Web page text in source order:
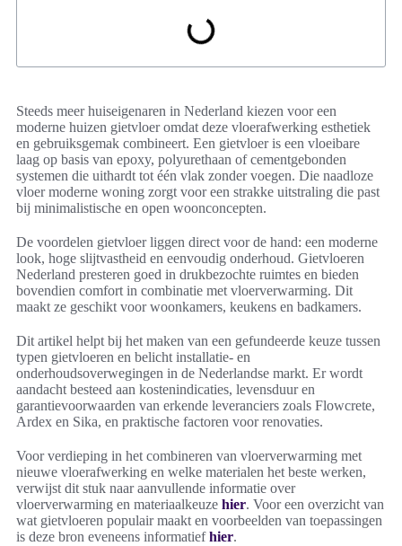
Steeds meer huiseigenaren in Nederland kiezen voor een
moderne huizen gietvloer omdat deze vloerafwerking esthetiek
en gebruiksgemak combineert. Een gietvloer is een vloeibare
laag op basis van epoxy, polyurethaan of cementgebonden
systemen die uithardt tot één vlak zonder voegen. Die naadloze
vloer moderne woning zorgt voor een strakke uitstraling die past
bij minimalistische en open woonconcepten.
De voordelen gietvloer liggen direct voor de hand: een moderne
look, hoge slijtvastheid en eenvoudig onderhoud. Gietvloeren
Nederland presteren goed in drukbezochte ruimtes en bieden
bovendien comfort in combinatie met vloerverwarming. Dit
maakt ze geschikt voor woonkamers, keukens en badkamers.
Dit artikel helpt bij het maken van een gefundeerde keuze tussen
typen gietvloeren en belicht installatie- en
onderhoudsoverwegingen in de Nederlandse markt. Er wordt
aandacht besteed aan kostenindicaties, levensduur en
garantievoorwaarden van erkende leveranciers zoals Flowcrete,
Ardex en Sika, en praktische factoren voor renovaties.
Voor verdieping in het combineren van vloerverwarming met
nieuwe vloerafwerking en welke materialen het beste werken,
verwijst dit stuk naar aanvullende informatie over
vloerverwarming en materiaalkeuze hier. Voor een overzicht van
wat gietvloeren populair maakt en voorbeelden van toepassingen
is deze bron eveneens informatiefhier.